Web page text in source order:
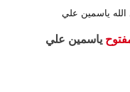
ياسمين علي
ياسمين علي